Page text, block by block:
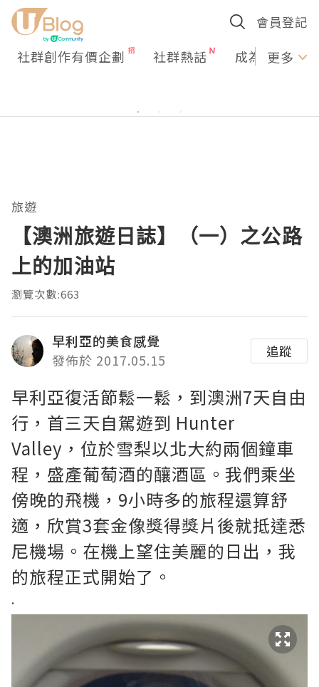
會員登記
社群創作有價企劃 社群熱話 成為U更多
旅遊
【澳洲旅遊日誌】（一）之公路
上的加油站
瀏覽次數:663
早利亞的美食感覺
發佈於 2017.05.15
追蹤
早利亞復活節鬆一鬆，到澳洲7天自由
行，首三天自駕遊到 Hunter
Valley，位於雪梨以北大約兩個鐘車
程，盛產葡萄酒的釀酒區。 我們乘坐
傍晚的飛機，9小時多的旅程還算舒
適，欣賞3套金像獎得獎片後就抵達悉
尼機場。在機上望住美麗的日出，我
的旅程正式開始了。
.